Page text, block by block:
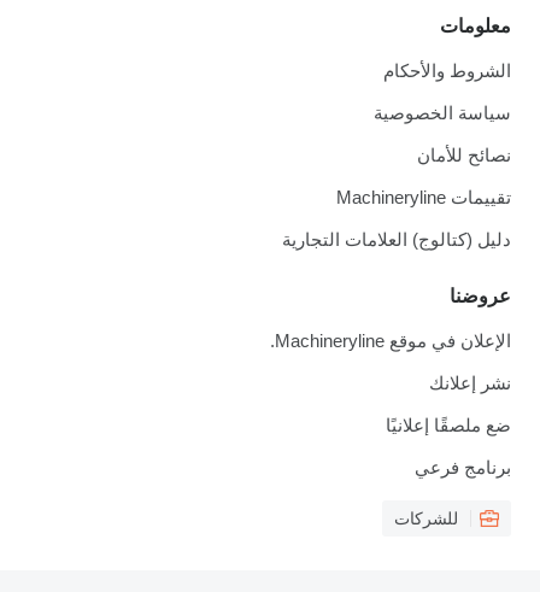
معلومات
الشروط والأحكام
سياسة الخصوصية
نصائح للأمان
تقييمات Machineryline
دليل (كتالوج) العلامات التجارية
عروضنا
الإعلان في موقع Machineryline.
نشر إعلانك
ضع ملصقًا إعلانيًا
برنامج فرعي
للشركات